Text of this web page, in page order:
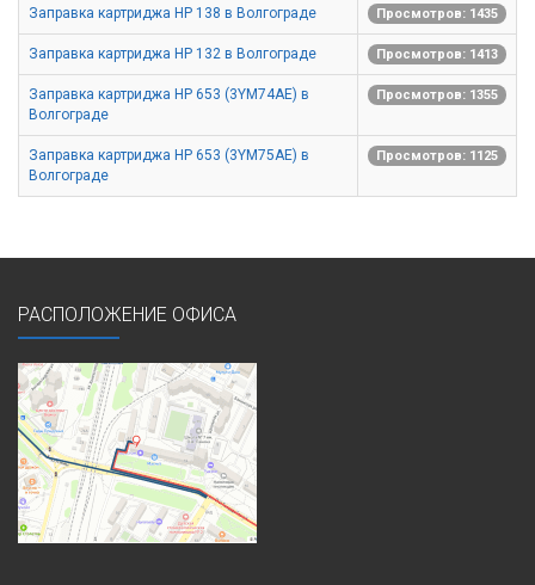
Заправка картриджа HP 138 в Волгограде Просмотров: 1435
Заправка картриджа HP 132 в Волгограде Просмотров: 1413
Заправка картриджа HP 653 (3YM74AE) в
Волгограде
Просмотров: 1355
Заправка картриджа HP 653 (3YM75AE) в
Волгограде
Просмотров: 1125
РАСПОЛОЖЕНИЕ ОФИСА